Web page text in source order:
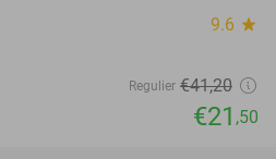
9.6 star
Regulier €41,20
€21 ,50